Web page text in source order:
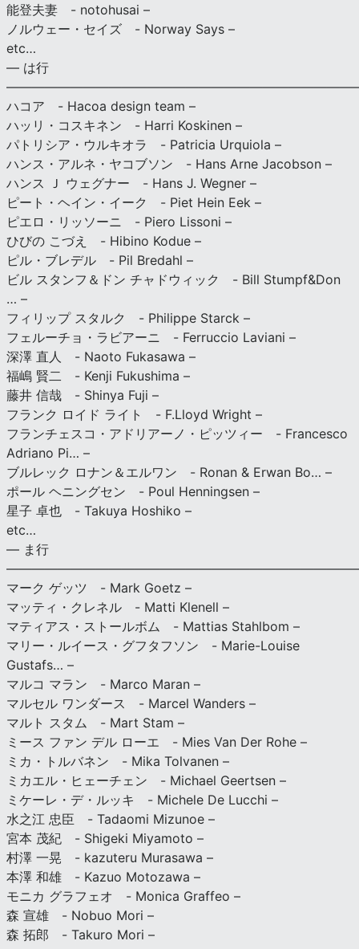
能登夫妻 - notohusai –
ノルウェー・セイズ - Norway Says –
etc…
— は行
ハコア - Hacoa design team –
ハッリ・コスキネン - Harri Koskinen –
パトリシア・ウルキオラ - Patricia Urquiola –
ハンス・アルネ・ヤコブソン - Hans Arne Jacobson –
ハンス Ｊ ウェグナー - Hans J. Wegner –
ピート・ヘイン・イーク - Piet Hein Eek –
ピエロ・リッソーニ - Piero Lissoni –
ひびの こづえ - Hibino Kodue –
ピル・ブレデル - Pil Bredahl –
ビル スタンフ＆ドン チャドウィック - Bill Stumpf&Don
… –
フィリップ スタルク - Philippe Starck –
フェルーチョ・ラビアーニ - Ferruccio Laviani –
深澤 直人 - Naoto Fukasawa –
福嶋 賢二 - Kenji Fukushima –
藤井 信哉 - Shinya Fuji –
フランク ロイド ライト - F.Lloyd Wright –
フランチェスコ・アドリアーノ・ピッツィー - Francesco
Adriano Pi… –
ブルレック ロナン＆エルワン - Ronan & Erwan Bo… –
ポール ヘニングセン - Poul Henningsen –
星子 卓也 - Takuya Hoshiko –
etc…
— ま行
マーク ゲッツ - Mark Goetz –
マッティ・クレネル - Matti Klenell –
マティアス・ストールボム - Mattias Stahlbom –
マリー・ルイース・グフタフソン - Marie-Louise
Gustafs… –
マルコ マラン - Marco Maran –
マルセル ワンダース - Marcel Wanders –
マルト スタム - Mart Stam –
ミース ファン デル ローエ - Mies Van Der Rohe –
ミカ・トルバネン - Mika Tolvanen –
ミカエル・ヒェーチェン - Michael Geertsen –
ミケーレ・デ・ルッキ - Michele De Lucchi –
水之江 忠臣 - Tadaomi Mizunoe –
宮本 茂紀 - Shigeki Miyamoto –
村澤 一晃 - kazuteru Murasawa –
本澤 和雄 - Kazuo Motozawa –
モニカ グラフェオ - Monica Graffeo –
森 宣雄 - Nobuo Mori –
森 拓郎 - Takuro Mori –